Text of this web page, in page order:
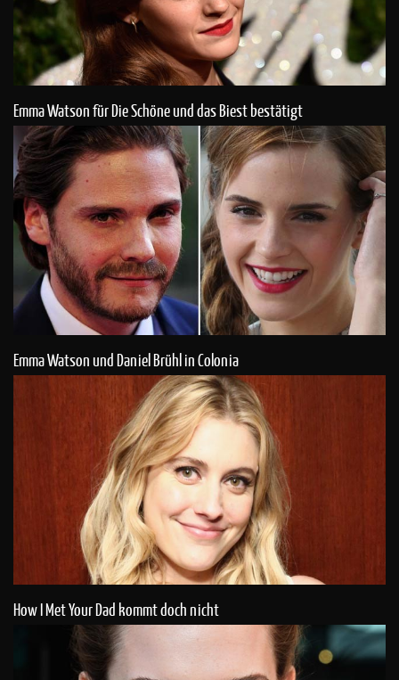
Emma Watson für Die Schöne und das Biest bestätigt
Emma Watson und Daniel Brühl in Colonia
How I Met Your Dad kommt doch nicht